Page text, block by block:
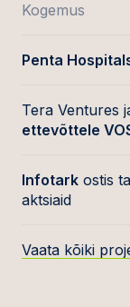
Kogemus
Penta
Tera Ventures
ettevõttele
Infotark ostis
aktsiaid
Vaata kõiki